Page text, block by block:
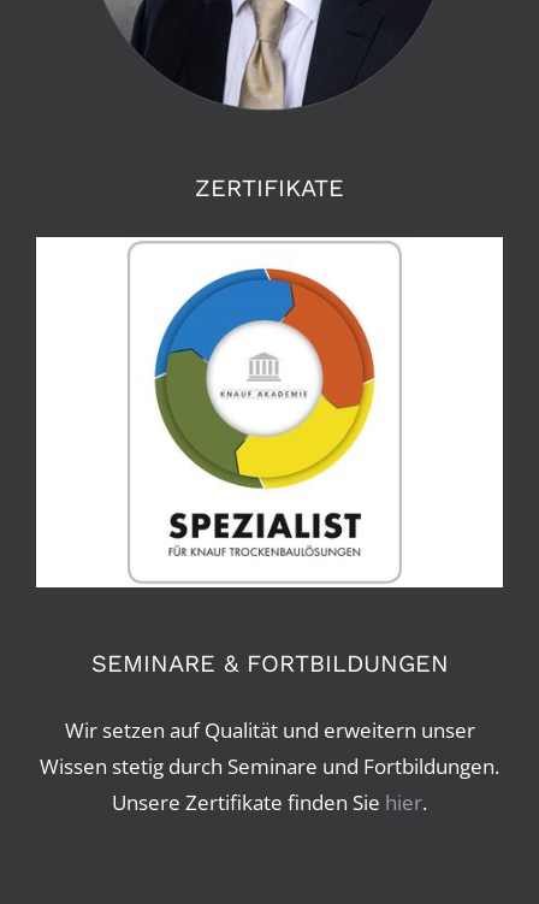
ZERTIFIKATE
SEMINARE & FORTBILDUNGEN
Wir setzen auf Qualität und erweitern unser
Wissen stetig durch Seminare und Fortbildungen.
Unsere Zertifikate finden Sie hier.